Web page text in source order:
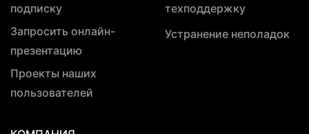
подписку
Запросить онлайн-
презентацию
Проекты наших
пользователей
техподдержку
Устранение неполадок